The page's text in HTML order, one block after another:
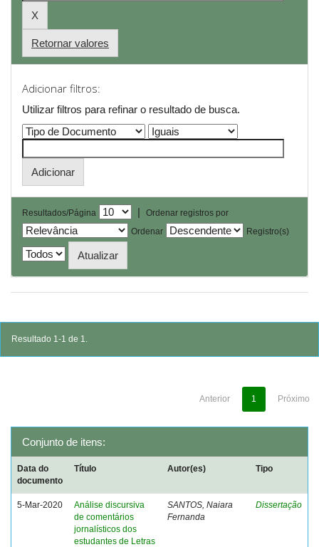
Retornar valores
Adicionar filtros:
Utilizar filtros para refinar o resultado de busca.
Resultados/Página |
Ordenar registros por
Ordenar
Registro(s)
Resultado 1-1 de 1.
Anterior 1 Próximo
Conjunto de itens:
Data do
documento
Título Autor(es) Tipo
5-Mar-2020
Análise discursiva
de comentários
jornalísticos dos
estudantes de Letras
SANTOS, Naiara
Fernanda
Dissertação